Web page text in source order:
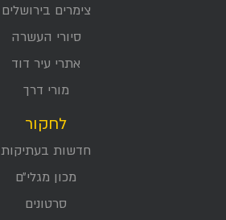
צימרים בירושלים
סיורי העשרה
אתרי עיר דוד
מורי דרך
לחקור
חדשות בעתיקות
מכון מגלי״ם
סרטונים